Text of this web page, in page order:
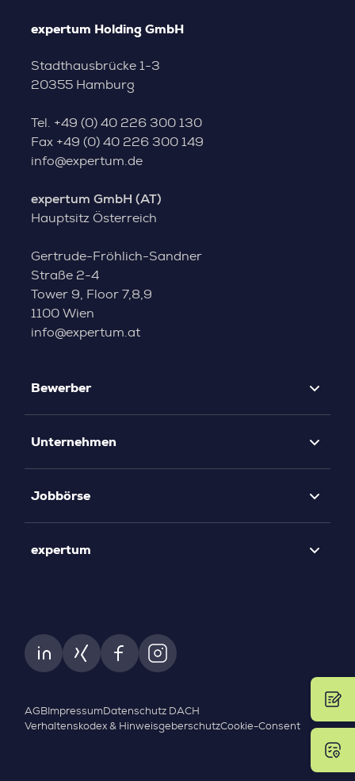
expertum Holding GmbH
Stadthausbrücke 1-3
20355 Hamburg
Tel. +49 (0) 40 226 300 130
Fax +49 (0) 40 226 300 149
info@expertum.de
expertum GmbH (AT)
Hauptsitz Österreich
Gertrude-Fröhlich-Sandner
Straße 2-4
Tower 9, Floor 7,8,9
1100 Wien
info@expertum.at
Bewerber
Unternehmen
Jobbörse
expertum
AGB Impressum Datenschutz DACH
Verhaltenskodex & HinweisgeberschutzCookie-Consent